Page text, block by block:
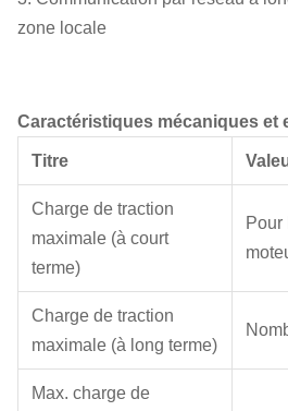
zone locale
Caractéristiques mécaniques et
Titre
Charge de traction
maximale (à court
terme)
Pour
Charge de traction
maximale (à long terme)
Max. charge de